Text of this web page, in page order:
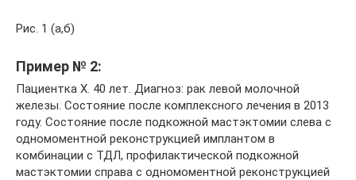
Рис. 1 (а,б)
Пример № 2:
Пациентка Х. 40 лет. Диагноз: рак левой молочной
железы. Состояние после комплексного лечения в 2013
году. Состояние после подкожной мастэктомии слева с
одномоментной реконструкцией имплантом в
комбинации с ТДЛ, профилактической подкожной
мастэктомии справа с одномоментной реконструкцией